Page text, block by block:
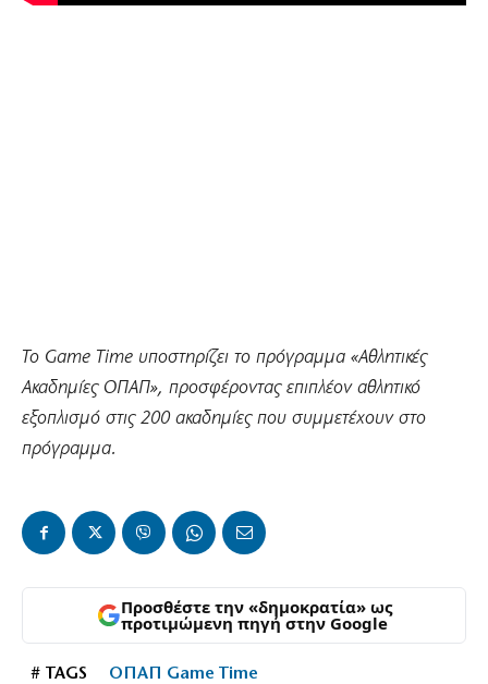
Το Game Time υποστηρίζει το πρόγραμμα «Αθλητικές
Ακαδημίες ΟΠΑΠ», προσφέροντας επιπλέον αθλητικό
εξοπλισμό στις 200 ακαδημίες που συμμετέχουν στο
πρόγραμμα.
Προσθέστε την «δημοκρατία» ως
προτιμώμενη πηγή στην Google
# TAGS ΟΠΑΠ Game Time